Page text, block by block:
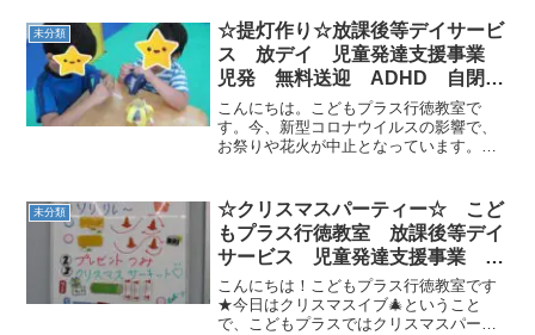
紹介いたします✨秋晴れが気持ちいい天
気の中、広尾防災公園に遊び...
未分類
☆提灯作り☆放課後等デイサービ
ス 放デイ 児童発達支援事業
児発 無料送迎 ADHD 自閉
症 発達障がい 運動療育 遊
び 行徳 南行徳 市川市 浦安
市 葛西 江戸川区
こんにちは。こどもプラス行徳教室で
す。今、新型コロナウイルスの影響で、
お祭りや花火が中止となっています。こ
時、教室の飾っていきます。楽しみにし
てくださいね(#^.^#)
未分類
☆クリスマスパーティー☆ こど
もプラス行徳教室 放課後等デイ
サービス 児童発達支援事業 無
料送迎 ADHD 自閉症 発達障
がい 運動遊び
こんにちは！こどもプラス行徳教室です
★今日はクリスマスイブ🎄ということ
で、こどもプラスではクリスマスパーテ